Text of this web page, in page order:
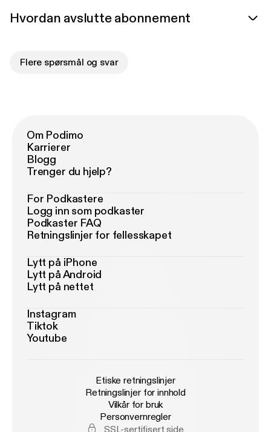
Hvordan avslutte abonnement
Flere spørsmål og svar
Om Podimo
Karrierer
Blogg
Trenger du hjelp?
For Podkastere
Logg inn som podkaster
Podkaster FAQ
Retningslinjer for fellesskapet
Lytt på iPhone
Lytt på Android
Lytt på nettet
Instagram
Tiktok
Youtube
Etiske retningslinjer
Retningslinjer for innhold
Vilkår for bruk
Personvernregler
SSL-sertifisert side